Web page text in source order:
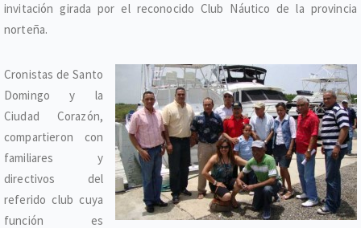
invitación girada por el reconocido Club Náutico de la provincia
norteña.
Cronistas de Santo
Domingo y la
Ciudad Corazón,
compartieron con
familiares y
directivos del
referido club cuya
función es